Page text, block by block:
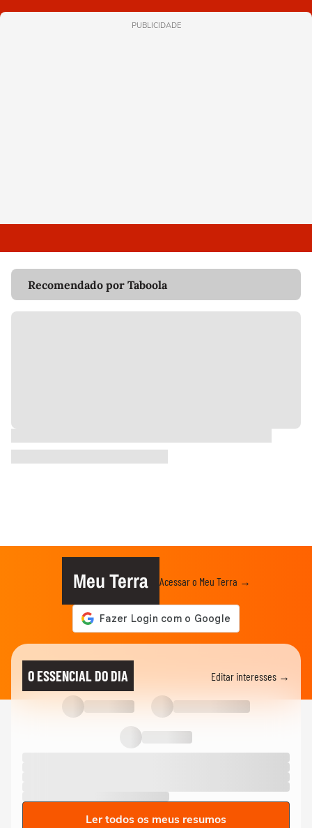
PUBLICIDADE
Recomendado por Taboola
Meu Terra Acessar o Meu Terra →
O ESSENCIAL DO DIA Editar interesses →
Ler todos os meus resumos